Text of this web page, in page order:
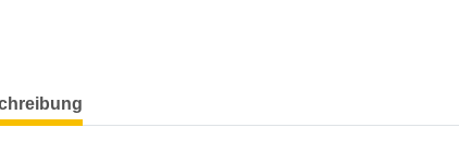
Registerkarten anzeigen